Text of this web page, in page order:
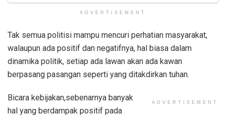
ADVERTISEMENT
Tak semua politisi mampu mencuri perhatian masyarakat,
walaupun ada positif dan negatifnya, hal biasa dalam
dinamika politik, setiap ada lawan akan ada kawan
berpasang pasangan seperti yang ditakdirkan tuhan.
ADVERTISEMENT
Bicara kebijakan,sebenarnya banyak
hal yang berdampak positif pada